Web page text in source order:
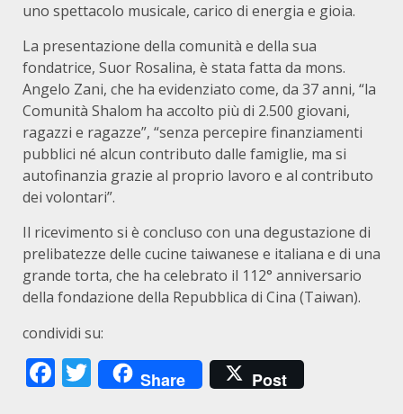
uno spettacolo musicale, carico di energia e gioia.
La presentazione della comunità e della sua
fondatrice, Suor Rosalina, è stata fatta da mons.
Angelo Zani, che ha evidenziato come, da 37 anni, “la
Comunità Shalom ha accolto più di 2.500 giovani,
ragazzi e ragazze”, “senza percepire finanziamenti
pubblici né alcun contributo dalle famiglie, ma si
autofinanzia grazie al proprio lavoro e al contributo
dei volontari”.
Il ricevimento si è concluso con una degustazione di
prelibatezze delle cucine taiwanese e italiana e di una
grande torta, che ha celebrato il 112° anniversario
della fondazione della Repubblica di Cina (Taiwan).
condividi su:
Facebook
Twitter
Share Post